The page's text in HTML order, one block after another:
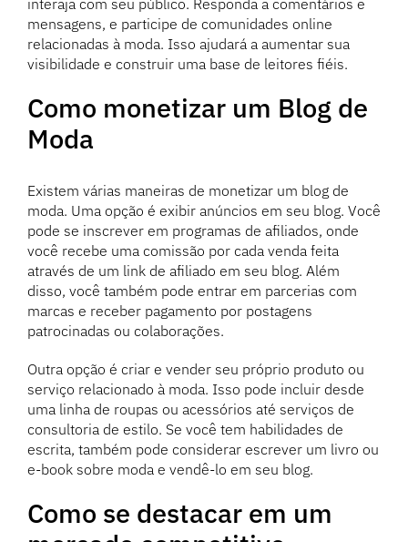
interaja com seu público. Responda a comentários e
mensagens, e participe de comunidades online
relacionadas à moda. Isso ajudará a aumentar sua
visibilidade e construir uma base de leitores fiéis.
Como monetizar um Blog de
Moda
Existem várias maneiras de monetizar um blog de
moda. Uma opção é exibir anúncios em seu blog. Você
pode se inscrever em programas de afiliados, onde
você recebe uma comissão por cada venda feita
através de um link de afiliado em seu blog. Além
disso, você também pode entrar em parcerias com
marcas e receber pagamento por postagens
patrocinadas ou colaborações.
Outra opção é criar e vender seu próprio produto ou
serviço relacionado à moda. Isso pode incluir desde
uma linha de roupas ou acessórios até serviços de
consultoria de estilo. Se você tem habilidades de
escrita, também pode considerar escrever um livro ou
e-book sobre moda e vendê-lo em seu blog.
Como se destacar em um